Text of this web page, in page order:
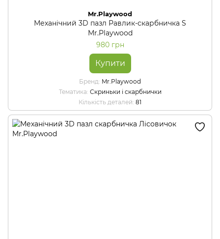
Mr.Playwood
Механічний 3D пазл Равлик-скарбничка S
Mr.Playwood
980 грн
Купити
Бренд Mr.Playwood
Тематика Скриньки і скарбнички
Кількість деталей 81